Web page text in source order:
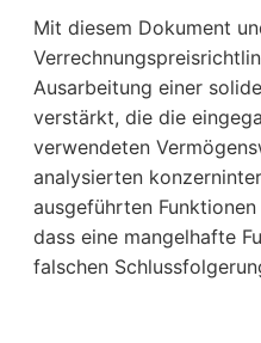
Mit diesem Dokument
Ausarbeitung einer
verstärkt, die die
verwendeten
analysierten
ausgeführten
dass eine mangelhafte
falschen